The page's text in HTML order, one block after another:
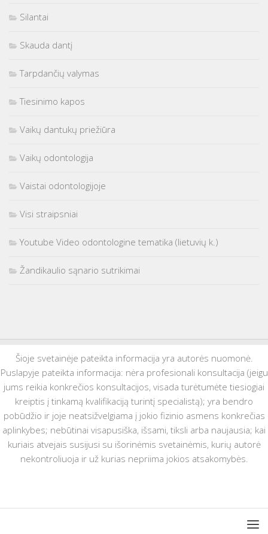
Silantai
Skauda dantį
Tarpdančių valymas
Tiesinimo kapos
Vaikų dantukų priežiūra
Vaikų odontologija
Vaistai odontologijoje
Visi straipsniai
Youtube Video odontologine tematika (lietuvių k.)
Žandikaulio sąnario sutrikimai
Šioje svetainėje pateikta informacija yra autorės nuomonė.
Puslapyje pateikta informacija: nėra profesionali konsultacija (jeigu
jums reikia konkrečios konsultacijos, visada turėtumėte tiesiogiai
kreiptis į tinkamą kvalifikaciją turintį specialistą); yra bendro
pobūdžio ir joje neatsižvelgiama į jokio fizinio asmens konkrečias
aplinkybes; nebūtinai visapusiška, išsami, tiksli arba naujausia; kai
kuriais atvejais susijusi su išorinėmis svetainėmis, kurių autorė
nekontroliuoja ir už kurias nepriima jokios atsakomybės.